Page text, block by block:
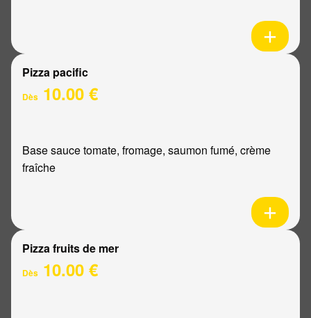
Pizza pacific
Dès 10.00 €
Base sauce tomate, fromage, saumon fumé, crème
fraîche
Pizza fruits de mer
Dès 10.00 €